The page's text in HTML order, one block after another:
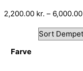
2,200.00 kr. – 6,000.00
Farve